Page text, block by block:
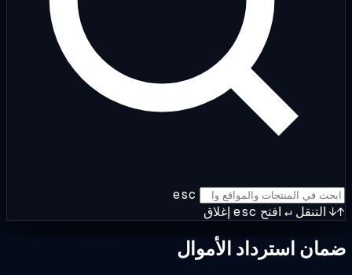
esc
التنقل↵افتحescإغلاق
استرداد الأموال